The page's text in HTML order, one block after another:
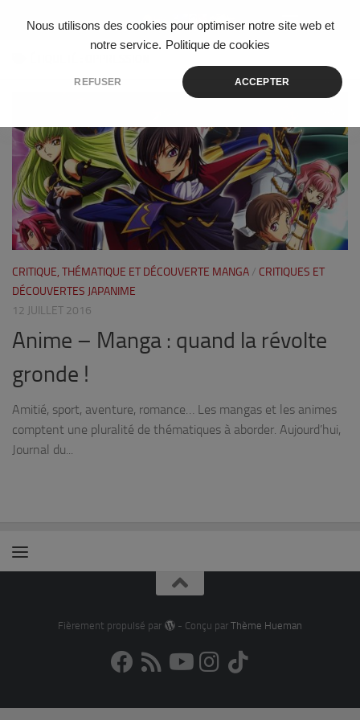
Nous utilisons des cookies pour optimiser notre site web et
notre service. Politique de cookies
REFUSER ACCEPTER
Skip to content
CRITIQUE, THÉMATIQUE ET DÉCOUVERTE MANGA / CRITIQUES ET
DÉCOUVERTES JAPANIME
12 JUILLET 2016
Anime – Manga : quand la révolte
gronde !
Amitié, sport, aventure, romance… Les mangas et les animes
comptent une pluralité de thématiques à aborder. Aujourd’hui,
Journal du...
Fièrement propulsé par - Conçu par Thème Hueman